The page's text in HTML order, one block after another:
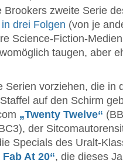
Brookers zweite Serie
in drei Folgen (von je
Science-Fiction-
taugen, aber
Serien vorziehen, die in
auf den Schirm
„Twenty Twelve“
der
Specials des Uralt-
Fab At 20“, die dieses